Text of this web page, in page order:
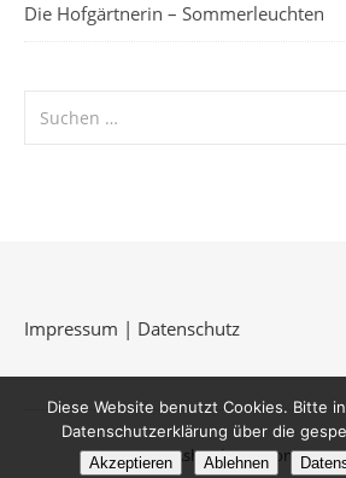
Die Hofgärtnerin – Sommerleuchten
Impressum | Datenschutz
Ashe Theme vonWP
Diese Website benutzt Cookies. Bitte
Datenschutzerklärung über die
Akzeptieren Ablehnen